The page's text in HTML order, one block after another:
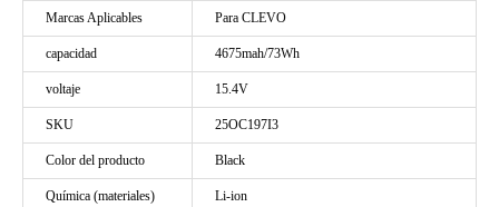
Marcas Aplicables Para CLEVO
capacidad 4675mah/73Wh
voltaje 15.4V
SKU 25OC197I3
Color del producto Black
Química (materiales) Li-ion